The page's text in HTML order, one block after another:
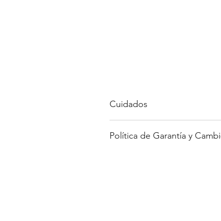
Cuidados
Evita el agua o productos
Política de Garantía y